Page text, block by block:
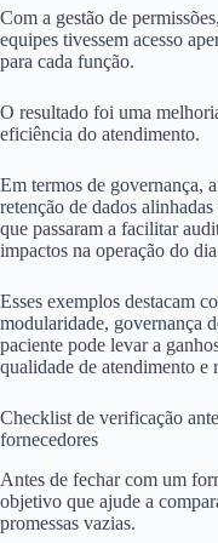
Com a gestão de
equipes tivessem acesso
para cada função.
O resultado foi uma
eficiência do atendimento.
Em termos de governança,
retenção de dados
que passaram a facilitar
impactos na operação do
Esses exemplos destacam
modularidade, governança
paciente pode levar a
qualidade de atendimento e
Checklist de verificação
fornecedores
Antes de fechar com um
objetivo que ajude a
promessas vazias.